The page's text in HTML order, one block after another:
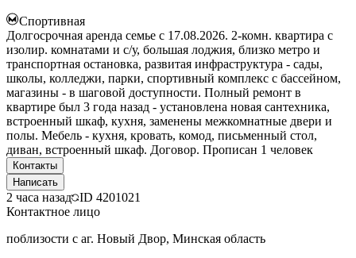
Спортивная
Долгосрочная аренда семье с 17.08.2026. 2-комн. квартира с
изолир. комнатами и с/у, большая лоджия, близко метро и
транспортная остановка, развитая инфраструктура - сады,
школы, колледжи, парки, спортивный комплекс с бассейном,
магазины - в шаговой доступности. Полный ремонт в
квартире был 3 года назад - установлена новая сантехника,
встроенный шкаф, кухня, заменены межкомнатные двери и
полы. Мебель - кухня, кровать, комод, письменный стол,
диван, встроенный шкаф. Договор. Прописан 1 человек
Контакты
Написать
2 часа назад ID 4201021
Контактное лицо
поблизости с аг. Новый Двор, Минская область